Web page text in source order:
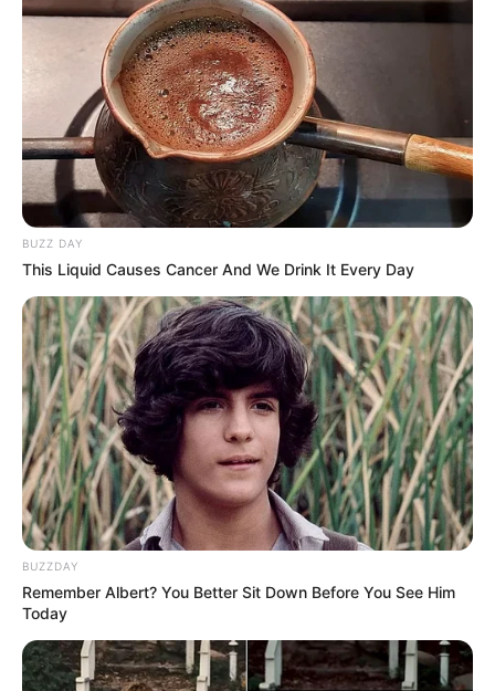
BUZZ DAY
This Liquid Causes Cancer And We Drink It Every Day
BUZZDAY
Remember Albert? You Better Sit Down Before You See Him
Today